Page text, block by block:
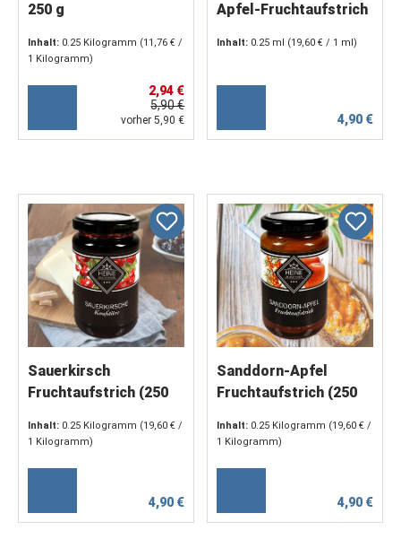
250 g
Inhalt: 0.25 Kilogramm (11,76 € /
1 Kilogramm)
2,94 €
5,90 €
vorher 5,90 €
Apfel-Fruchtaufstrich
Inhalt: 0.25 ml (19,60 € / 1 ml)
4,90 €
Sauerkirsch
Fruchtaufstrich (250
Inhalt: 0.25 Kilogramm (19,60 € /
1 Kilogramm)
4,90 €
Sanddorn-Apfel
Fruchtaufstrich (250
Inhalt: 0.25 Kilogramm (19,60 € /
1 Kilogramm)
4,90 €